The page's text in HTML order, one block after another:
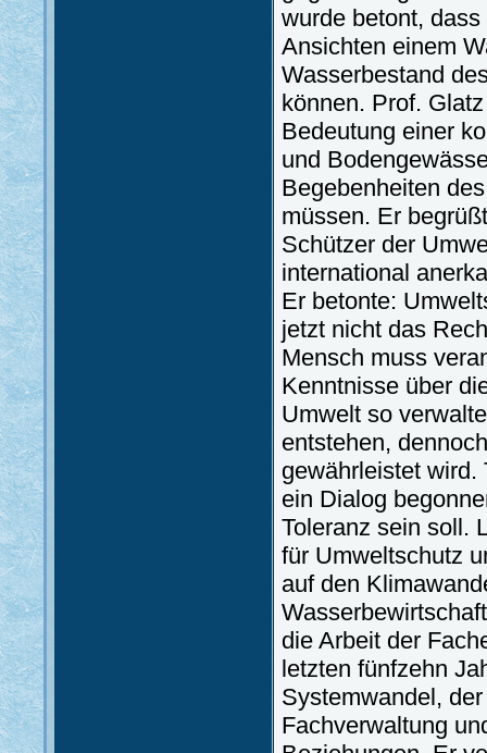
wurde betont,
Ansichten einem
Wasserbestand
können. Prof.
Bedeutung einer
und
Begebenheiten
müssen. Er
Schützer der
international
Er betonte:
jetzt nicht das
Mensch muss
Kenntnisse über
Umwelt so
entstehen,
gewährleistet wird.
ein Dialog
Toleranz sein soll.
für Umweltschutz
auf den
die Arbeit der
letzten fünfzehn
Systemwandel,
Fachverwaltung